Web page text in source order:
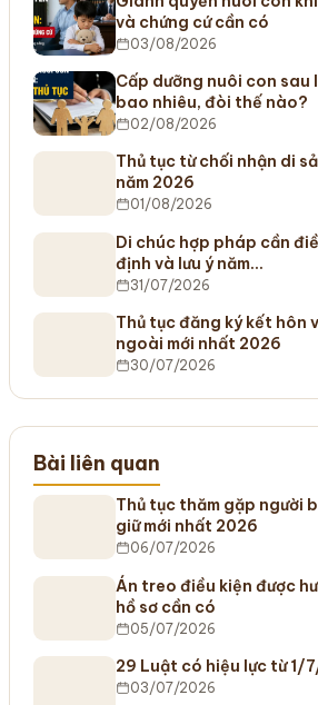
và chứng cứ cần có
03/08/2026
Cấp dưỡng nuôi con sau
bao nhiêu, đòi thế nào?
02/08/2026
Thủ tục từ chối nhận di
năm 2026
01/08/2026
Di chúc hợp pháp cần
định và lưu ý năm…
31/07/2026
Thủ tục đăng ký kết hôn
ngoài mới nhất 2026
30/07/2026
Bài liên quan
Thủ tục thăm gặp người
giữ mới nhất 2026
06/07/2026
Án treo điều kiện được
hồ sơ cần có
05/07/2026
29 Luật có hiệu lực từ 1/
03/07/2026